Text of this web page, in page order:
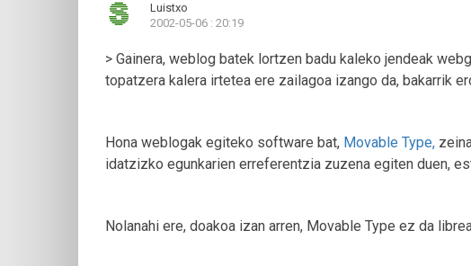
Luistxo
2002-05-06 : 20:19
> Gainera, weblog batek lortzen badu kaleko jendeak
topatzera kalera irtetea ere zailagoa izango da, bakarrik
Hona weblogak egiteko software bat, Movable Type,
idatzizko egunkarien erreferentzia zuzena egiten duen,
Nolanahi ere, doakoa izan arren, Movable Type ez da